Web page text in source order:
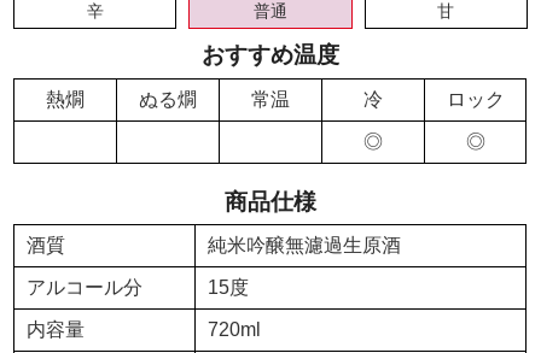
辛 普通 甘
おすすめ温度
熱燗 ぬる燗 常温 冷 ロック
◎ ◎
商品仕様
酒質 純米吟醸無濾過生原酒
アルコール分 15度
内容量 720ml